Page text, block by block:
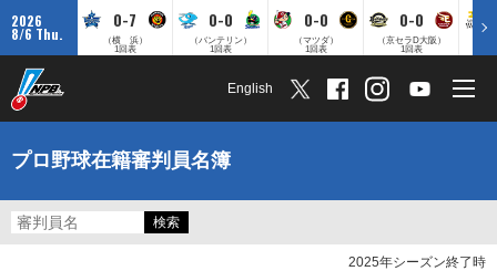
2026
8/6 Thu.
0-7
（横 浜）
1回表
0-0
（バンテリン）
1回表
0-0
（マツダ）
1回表
0-0
（京セラD大阪）
1回表
English
プロ野球在籍審判員名簿
2025年シーズン終了時